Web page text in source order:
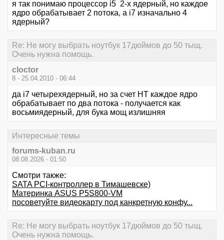
я так понимаю процессор i5 2-х ядерный, но каждое
ядро обрабатывает 2 потока, а i7 изначально 4
ядерный?
Re: Не могу выбрать ноутбук 17дюймов до 50 тыщ.
Очень нужна помощь.
cloctor
8 - 25.04.2010 - 06:44
да i7 четырехядерный, но за счет НТ каждое ядро
обрабатывает по два потока - получается как
восьмиядерный, для бука мощ излишняя
Интересные темы
forums-kuban.ru
08.08.2026 - 01:50
Смотри также:
SATA PCI-контроллер в Тимашевске)
Материнка ASUS P5S800-VM
посоветуйте видеокарту под канкретную конфу...
Re: Не могу выбрать ноутбук 17дюймов до 50 тыщ.
Очень нужна помощь.